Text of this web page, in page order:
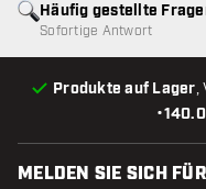
•
Produkte auf Lager,
Häufig gestellte
Sofortige Antwort
MELDEN SIE SICH